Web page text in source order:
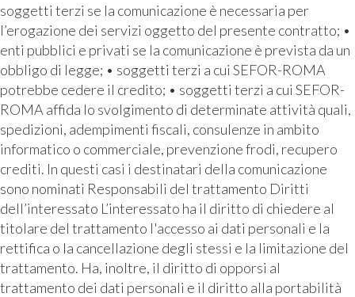
soggetti terzi se la comunicazione è necessaria per
l’erogazione dei servizi oggetto del presente contratto; •
enti pubblici e privati se la comunicazione è prevista da un
obbligo di legge; • soggetti terzi a cui SEFOR-ROMA
potrebbe cedere il credito; • soggetti terzi a cui SEFOR-
ROMA affida lo svolgimento di determinate attività quali,
spedizioni, adempimenti fiscali, consulenze in ambito
informatico o commerciale, prevenzione frodi, recupero
crediti. In questi casi i destinatari della comunicazione
sono nominati Responsabili del trattamento Diritti
dell’interessato L’interessato ha il diritto di chiedere al
titolare del trattamento l'accesso ai dati personali e la
rettifica o la cancellazione degli stessi e la limitazione del
trattamento. Ha, inoltre, il diritto di opporsi al
trattamento dei dati personali e il diritto alla portabilità